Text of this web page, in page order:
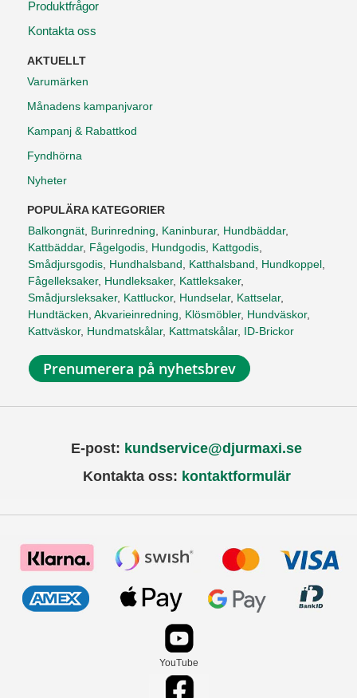
Produktfrågor
Kontakta oss
AKTUELLT
Varumärken
Månadens kampanjvaror
Kampanj & Rabattkod
Fyndhörna
Nyheter
POPULÄRA KATEGORIER
Balkongnät, Burinredning, Kaninburar, Hundbäddar,
Kattbäddar, Fågelgodis, Hundgodis, Kattgodis,
Smådjursgodis, Hundhalsband, Katthalsband, Hundkoppel,
Fågelleksaker, Hundleksaker, Kattleksaker,
Smådjursleksaker, Kattluckor, Hundselar, Kattselar,
Hundtäcken, Akvarieinredning, Klösmöbler, Hundväskor,
Kattväskor, Hundmatskålar, Kattmatskålar, ID-Brickor
Prenumerera på nyhetsbrev
E-post: kundservice@djurmaxi.se
Kontakta oss: kontaktformulär
YouTube